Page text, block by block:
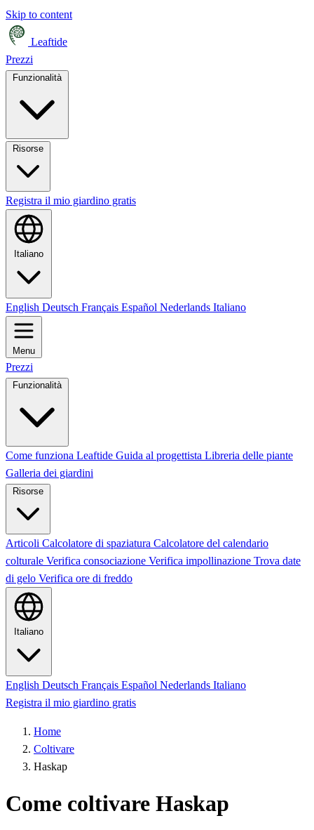
Skip to content
Leaftide
Prezzi
Funzionalità
Registra il mio giardino gratis
Italiano
English Deutsch Français Español Nederlands Italiano
Menu
Prezzi
Funzionalità
Come funziona Leaftide Guida al progettista Libreria delle piante
Galleria dei giardini
Risorse
Articoli Calcolatore di spaziatura Calcolatore del calendario
colturale Verifica consociazione Verifica impollinazione Trova date
di gelo Verifica ore di freddo
Italiano
English Deutsch Français Español Nederlands Italiano
Registra il mio giardino gratis
Home
Coltivare
Haskap
Come coltivare Haskap